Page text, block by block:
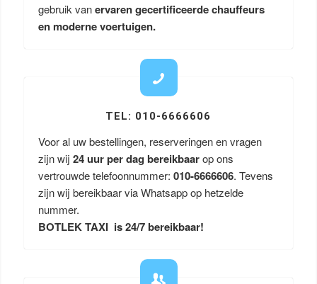
gebruik vanervaren gecertificeerde chauffeurs
en moderne voertuigen.
TEL: 010-6666606
Voor al uw bestellingen, reserveringen en vragen
zijn wij 24 uur per dag bereikbaarop ons
vertrouwde telefoonnummer: 010-6666606. Tevens
zijn wij bereikbaar via Whatsapp op hetzelde
nummer.
BOTLEK TAXI is 24/7 bereikbaar!